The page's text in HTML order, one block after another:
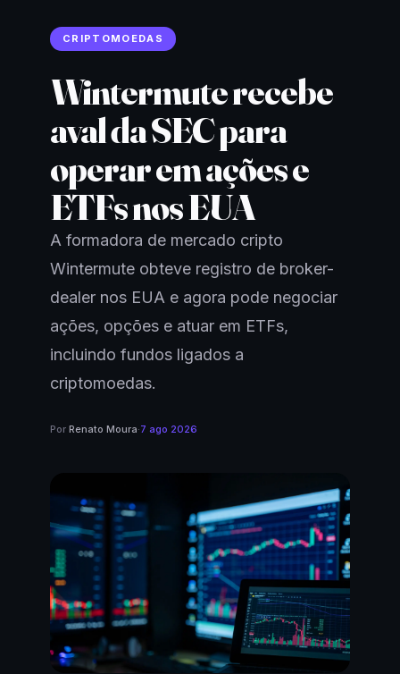
CRIPTOMOEDAS
Wintermute recebe
aval da SEC para
operar em ações e
ETFs nos EUA
A formadora de mercado cripto
Wintermute obteve registro de broker-
dealer nos EUA e agora pode negociar
ações, opções e atuar em ETFs,
incluindo fundos ligados a
criptomoedas.
Por Renato Moura·7 ago 2026